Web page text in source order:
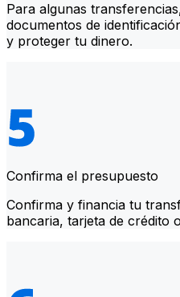
Para algunas
documentos de
y proteger tu dinero.
Confirma el presupuesto
Confirma y financia tu
bancaria, tarjeta de crédito